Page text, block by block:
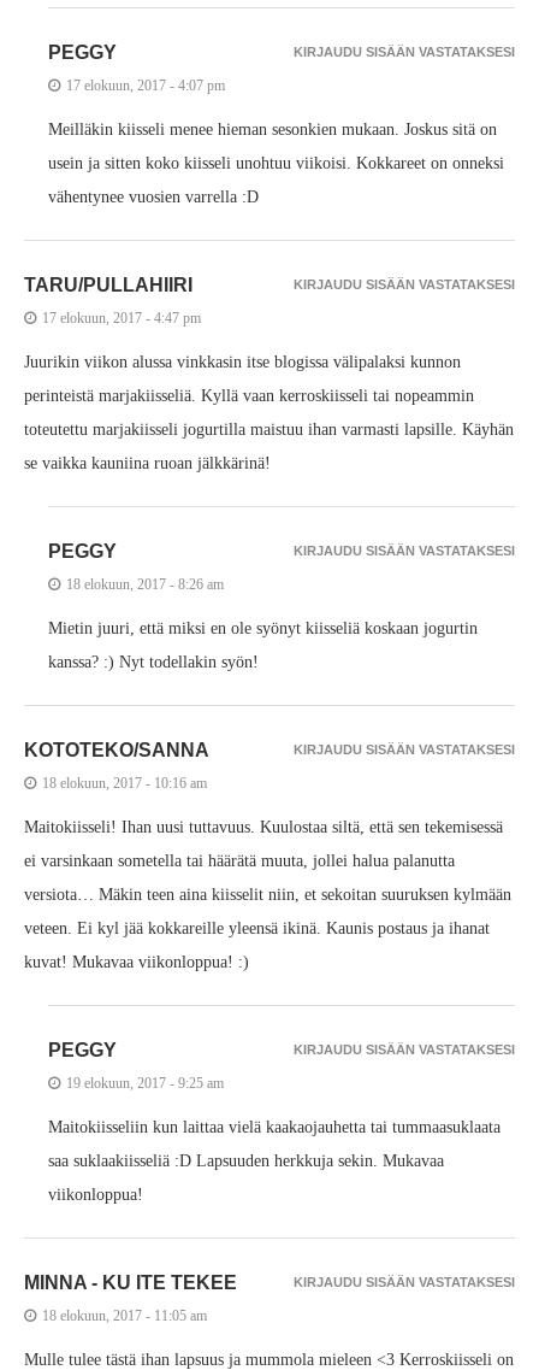
PEGGY
17 elokuun, 2017 - 4:07 pm
Meilläkin kiisseli menee hieman sesonkien mukaan. Joskus sitä on
usein ja sitten koko kiisseli unohtuu viikoisi. Kokkareet on onneksi
vähentynee vuosien varrella :D
KIRJAUDU SISÄÄN VASTATAKSESI
TARU/PULLAHIIRI
17 elokuun, 2017 - 4:47 pm
Juurikin viikon alussa vinkkasin itse blogissa välipalaksi kunnon
perinteistä marjakiisseliä. Kyllä vaan kerroskiisseli tai nopeammin
toteutettu marjakiisseli jogurtilla maistuu ihan varmasti lapsille. Käyhän
se vaikka kauniina ruoan jälkkärinä!
KIRJAUDU SISÄÄN VASTATAKSESI
PEGGY
18 elokuun, 2017 - 8:26 am
Mietin juuri, että miksi en ole syönyt kiisseliä koskaan jogurtin
kanssa? :) Nyt todellakin syön!
KIRJAUDU SISÄÄN VASTATAKSESI
KOTOTEKO/SANNA
18 elokuun, 2017 - 10:16 am
Maitokiisseli! Ihan uusi tuttavuus. Kuulostaa siltä, että sen tekemisessä
ei varsinkaan sometella tai häärätä muuta, jollei halua palanutta
versiota… Mäkin teen aina kiisselit niin, et sekoitan suuruksen kylmään
veteen. Ei kyl jää kokkareille yleensä ikinä. Kaunis postaus ja ihanat
kuvat! Mukavaa viikonloppua! :)
KIRJAUDU SISÄÄN VASTATAKSESI
PEGGY
19 elokuun, 2017 - 9:25 am
Maitokiisseliin kun laittaa vielä kaakaojauhetta tai tummaasuklaata
saa suklaakiisseliä :D Lapsuuden herkkuja sekin. Mukavaa
viikonloppua!
KIRJAUDU SISÄÄN VASTATAKSESI
MINNA - KU ITE TEKEE
18 elokuun, 2017 - 11:05 am
Mulle tulee tästä ihan lapsuus ja mummola mieleen <3 Kerroskiisseli on
KIRJAUDU SISÄÄN VASTATAKSESI